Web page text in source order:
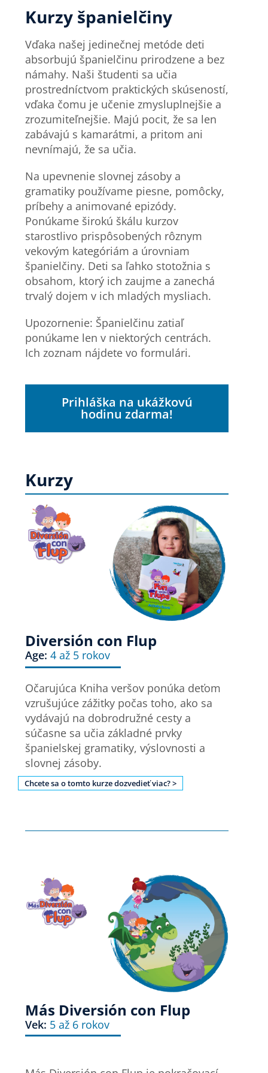
Kurzy španielčiny
Vďaka našej jedinečnej metóde deti
absorbujú španielčinu prirodzene a bez
námahy. Naši študenti sa učia
prostredníctvom praktických skúseností,
vďaka čomu je učenie zmysluplnejšie a
zrozumiteľnejšie. Majú pocit, že sa len
zabávajú s kamarátmi, a pritom ani
nevnímajú, že sa učia.
Na upevnenie slovnej zásoby a
gramatiky používame piesne, pomôcky,
príbehy a animované epizódy.
Ponúkame širokú škálu kurzov
starostlivo prispôsobených rôznym
vekovým kategóriám a úrovniam
španielčiny. Deti sa ľahko stotožnia s
obsahom, ktorý ich zaujme a zanechá
trvalý dojem v ich mladých mysliach.
Upozornenie: Španielčinu zatiaľ
ponúkame len v niektorých centrách.
Ich zoznam nájdete vo formulári.
Prihláška na ukážkovú
hodinu zdarma!
Kurzy
Diversión con Flup
Age: 4 až 5 rokov
Očarujúca Kniha veršov ponúka deťom
vzrušujúce zážitky počas toho, ako sa
vydávajú na dobrodružné cesty a
súčasne sa učia základné prvky
španielskej gramatiky, výslovnosti a
slovnej zásoby.
Chcete sa o tomto kurze dozvedieť viac? >
Más Diversión con Flup
Vek: 5 až 6 rokov